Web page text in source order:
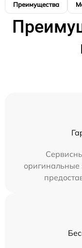
Преимущества
оригинальные